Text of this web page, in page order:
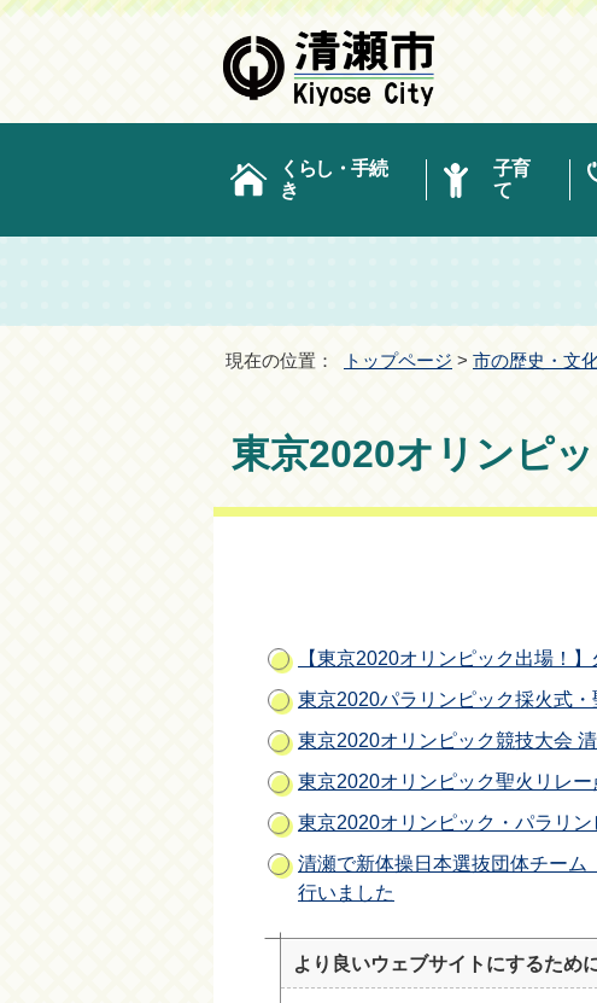
くらし・手続
き
子育
て
現在の位置： トップページ > 市の歴史・文
東京2020オリンピ
【東京2020オリンピック出場！
東京2020パラリンピック採火式
東京2020オリンピック競技大会
東京2020オリンピック聖火リレ
東京2020オリンピック・パラリ
清瀬で新体操日本選抜団体チー
行いました
より良いウェブサイトにするため